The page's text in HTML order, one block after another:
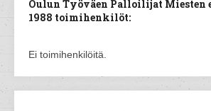
Oulun Työväen Palloilijat Miesten
1988 toimihenkilöt:
Ei toimihenkilöitä.